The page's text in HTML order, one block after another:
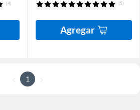
(4) (5)
Agregar
1